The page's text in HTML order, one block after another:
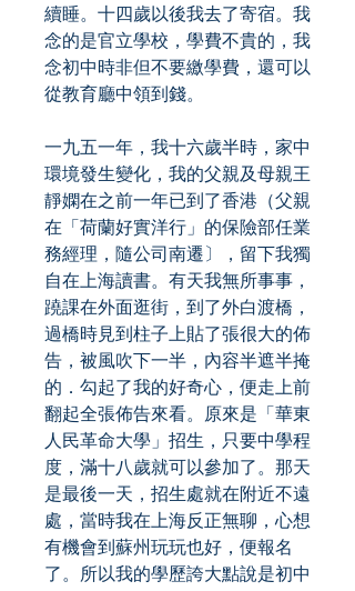
續睡。十四歲以後我去了寄宿。我
念的是官立學校，學費不貴的，我
念初中時非但不要繳學費，還可以
從教育廳中領到錢。
一九五一年，我十六歲半時，家中
環境發生變化，我的父親及母親王
靜嫻在之前一年已到了香港（父親
在「荷蘭好實洋行」的保險部任業
務經理，隨公司南遷〕，留下我獨
自在上海讀書。有天我無所事事，
蹺課在外面逛街，到了外白渡橋，
過橋時見到柱子上貼了張很大的佈
告，被風吹下一半，內容半遮半掩
的．勾起了我的好奇心，便走上前
翻起全張佈告來看。原來是「華東
人民革命大學」招生，只要中學程
度，滿十八歲就可以參加了。那天
是最後一天，招生處就在附近不遠
處，當時我在上海反正無聊，心想
有機會到蘇州玩玩也好，便報名
了。所以我的學歷誇大點說是初中